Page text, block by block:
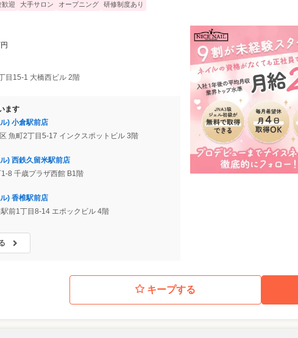
歓迎 大手サロン オープニング 研修制度あり
目15-1 大橋西ビル 2階
ます
) 小倉駅前店
魚町2丁目5-17 インクスポットビル 3階
) 西鉄久留米駅前店
1-8 千歳プラザ西館 B1階
) 香椎駅前店
前1丁目8-14 エポックビル 4階
キープする